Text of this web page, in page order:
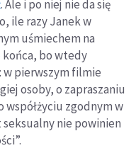
. Ale i po niej nie da się
ile razy Janek w
uśmiechem na
końca, bo wtedy
w pierwszym filmie
osoby, o zapraszaniu
współżyciu zgodnym w
nie powinien